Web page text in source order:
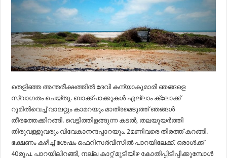
തെളിഞ്ഞ അന്തരീക്ഷത്തില്‍ ദേവി കന്യാകുമാരി ഞങ്ങളെ
സ്വാഗതം ചെയ്തു. ബാക്ക്പാക്കുകള്‍ എല്ലാം ക്ലോക്ക്
റൂമില്‍വെച്ച് വാലറ്റും കാമറയും മാത്രമെടുത്ത് ഞങ്ങള്‍
തീരത്തേക്കിറങ്ങി. വെട്ടിത്തിളങ്ങുന്ന കടല്‍, തലയുയര്‍ത്തി
തിരുവള്ളുവരും വിവേകാനന്ദപ്പാറയും. 2മണിവരെ തീരത്ത് കറങ്ങി.
ഭക്ഷണം കഴിച്ച് ശേഷം ഫെറിസര്‍വീസില്‍ പാറയിലേക്ക്. ഒരാള്‍ക്ക്
40രൂപ. പാറയിലിറങ്ങി, നല്ല കാറ്റ് മുടിയിഴ കോതിപ്പിടിപ്പിക്കുമ്പോള്‍